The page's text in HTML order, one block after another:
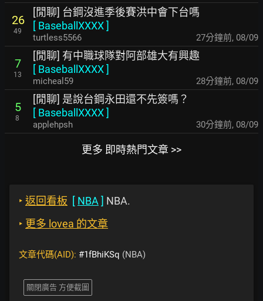
26
49
[閒聊] 台鋼沒進季後賽洪中會下台嗎
[ BaseballXXXX]
turtless5566 28分鐘前, 08/09
7
13
[閒聊] 有中職球隊對阿部雄大有興趣
[ BaseballXXXX]
micheal59 28分鐘前, 08/09
5
8
[閒聊] 是說台鋼永田還不先簽嗎？
[ BaseballXXXX]
applehpsh 30分鐘前, 08/09
更多 即時熱門文章 >>
‣ 返回看板 [ NBA ] NBA.
‣ 更多 lovea 的文章
文章代碼(AID): #1fBhiKSq (NBA)
關閉廣告 方便截圖